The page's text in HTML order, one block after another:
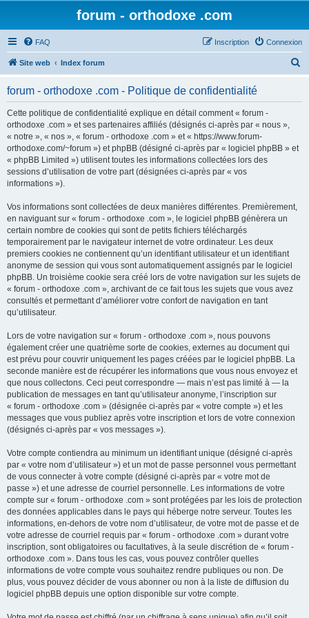
forum - orthodoxe .com
FAQ Connexion
Inscription
Site web Index forum
forum - orthodoxe .com - Politique de confidentialité
Cette politique de confidentialité explique en détail comment « forum -
orthodoxe .com » et ses partenaires affiliés (désignés ci-après par « nous »,
« notre », « nos », « forum - orthodoxe .com » et « https://www.forum-
orthodoxe.com/~forum ») et phpBB (désigné ci-après par « logiciel phpBB » et
« phpBB Limited ») utilisent toutes les informations collectées lors des
sessions d’utilisation de votre part (désignées ci-après par « vos
informations »).
Vos informations sont collectées de deux manières différentes. Premièrement,
en naviguant sur « forum - orthodoxe .com », le logiciel phpBB génèrera un
certain nombre de cookies qui sont de petits fichiers téléchargés
temporairement par le navigateur internet de votre ordinateur. Les deux
premiers cookies ne contiennent qu’un identifiant utilisateur et un identifiant
anonyme de session qui vous sont automatiquement assignés par le logiciel
phpBB. Un troisième cookie sera créé lors de votre navigation sur les sujets de
« forum - orthodoxe .com », archivant de ce fait tous les sujets que vous avez
consultés et permettant d’améliorer votre confort de navigation en tant
qu’utilisateur.
Lors de votre navigation sur « forum - orthodoxe .com », nous pouvons
également créer une quatrième sorte de cookies, externes au document qui
est prévu pour couvrir uniquement les pages créées par le logiciel phpBB. La
seconde manière est de récupérer les informations que vous nous envoyez et
que nous collectons. Ceci peut correspondre — mais n’est pas limité à — la
publication de messages en tant qu’utilisateur anonyme, l’inscription sur
« forum - orthodoxe .com » (désignée ci-après par « votre compte ») et les
messages que vous publiez après votre inscription et lors de votre connexion
(désignés ci-après par « vos messages »).
Votre compte contiendra au minimum un identifiant unique (désigné ci-après
par « votre nom d’utilisateur ») et un mot de passe personnel vous permettant
de vous connecter à votre compte (désigné ci-après par « votre mot de
passe ») et une adresse de courriel personnelle. Les informations de votre
compte sur « forum - orthodoxe .com » sont protégées par les lois de protection
des données applicables dans le pays qui héberge notre serveur. Toutes les
informations, en-dehors de votre nom d’utilisateur, de votre mot de passe et de
votre adresse de courriel requis par « forum - orthodoxe .com » durant votre
inscription, sont obligatoires ou facultatives, à la seule discrétion de « forum -
orthodoxe .com ». Dans tous les cas, vous pouvez contrôler quelles
informations de votre compte vous souhaitez rendre publiques ou non. De
plus, vous pouvez décider de vous abonner ou non à la liste de diffusion du
logiciel phpBB depuis une option disponible sur votre compte.